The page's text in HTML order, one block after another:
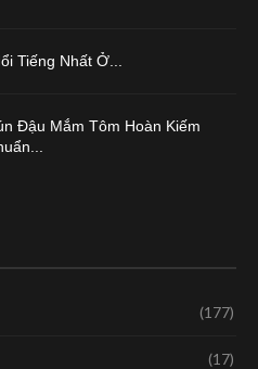
Tiếng Nhất Ở...
Đậu Mắm Tôm Hoàn Kiếm
(177)
(17)